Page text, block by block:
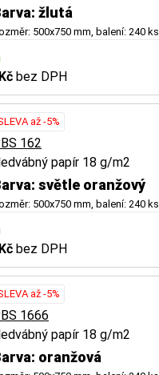
žlutá
500x750 mm, balení: 240 ks
bez DPH
až -5%
162
papír 18 g/m2
světle oranžový
500x750 mm, balení: 240 ks
bez DPH
až -5%
1666
papír 18 g/m2
oranžová